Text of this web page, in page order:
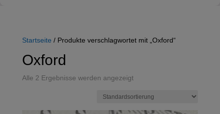
Startseite / Produkte verschlagwortet mit „Oxford“
Oxford
Alle 2 Ergebnisse werden angezeigt